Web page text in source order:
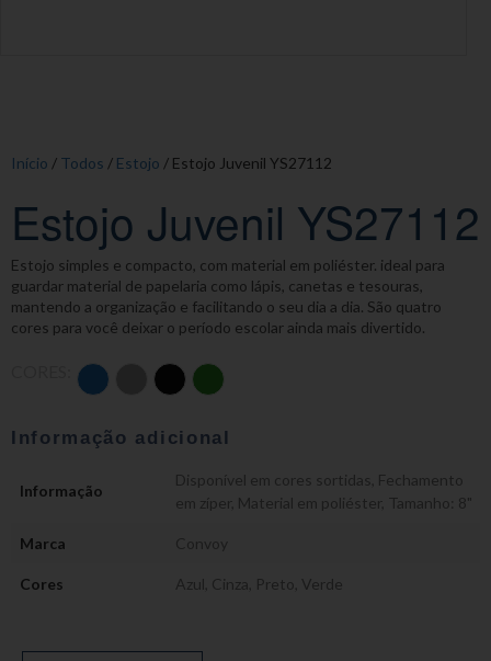
Início / Todos / Estojo / Estojo Juvenil YS27112
Estojo Juvenil YS27112
Estojo simples e compacto, com material em poliéster. ideal para
guardar material de papelaria como lápis, canetas e tesouras,
mantendo a organização e facilitando o seu dia a dia. São quatro
cores para você deixar o período escolar ainda mais divertido.
Informação adicional
Informação
Disponível em cores sortidas Fechamento
em zíper Material em poliéster Tamanho: 8"
Marca Convoy
Cores Azul Cinza Preto Verde